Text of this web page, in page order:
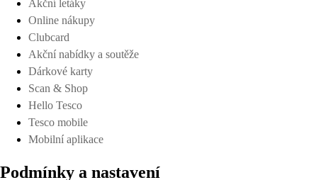
Akční letáky
Online nákupy
Clubcard
Akční nabídky a soutěže
Dárkové karty
Scan & Shop
Hello Tesco
Tesco mobile
Mobilní aplikace
Podmínky a nastavení